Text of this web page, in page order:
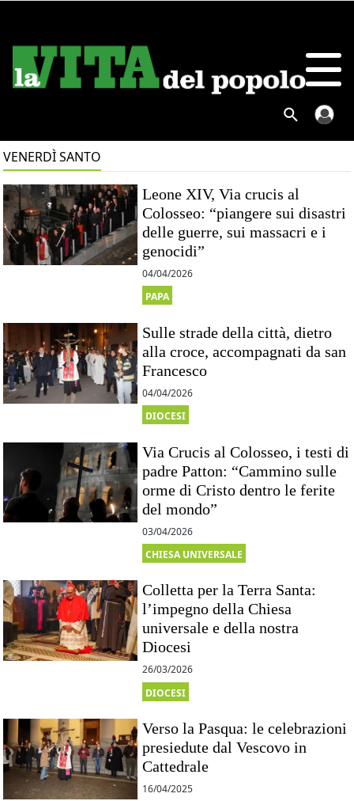
VENERDÌ SANTO
Leone XIV, Via crucis al
Colosseo: “piangere sui disastri
delle guerre, sui massacri e i
genocidi”
04/04/2026
PAPA
Sulle strade della città, dietro
alla croce, accompagnati da san
Francesco
04/04/2026
DIOCESI
Via Crucis al Colosseo, i testi di
padre Patton: “Cammino sulle
orme di Cristo dentro le ferite
del mondo”
03/04/2026
CHIESA UNIVERSALE
Colletta per la Terra Santa:
l’impegno della Chiesa
universale e della nostra
Diocesi
26/03/2026
DIOCESI
Verso la Pasqua: le celebrazioni
presiedute dal Vescovo in
Cattedrale
16/04/2025